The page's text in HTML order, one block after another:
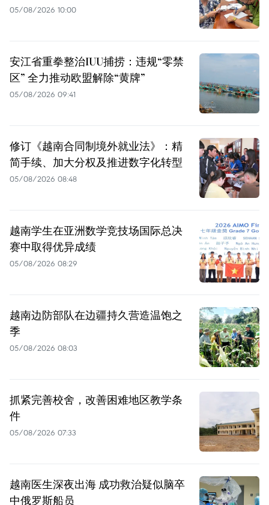
05/08/2026 10:00
安江省重拳整治IUU捕捞：违规“零禁
区” 全力推动欧盟解除“黄牌”
05/08/2026 09:41
修订《越南合同制境外就业法》：精
简手续、加大分权及推进数字化转型
05/08/2026 08:48
越南学生在亚洲数学竞技场国际总决
赛中取得优异成绩
05/08/2026 08:29
越南边防部队在边疆持久营造温饱之
季
05/08/2026 08:03
抓紧完善校舍，改善困难地区教学条
件
05/08/2026 07:33
越南医生深夜出海 成功救治疑似脑卒
中俄罗斯船员